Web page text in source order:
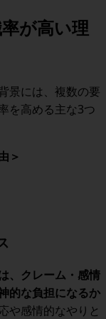
が高い理
景には、複数の要
を高める主な3つ
＞
、クレーム・感情
的な負担になるか
や感情的なやりと